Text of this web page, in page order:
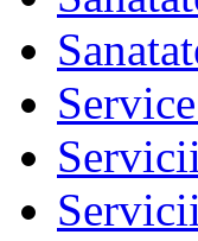
Servicii